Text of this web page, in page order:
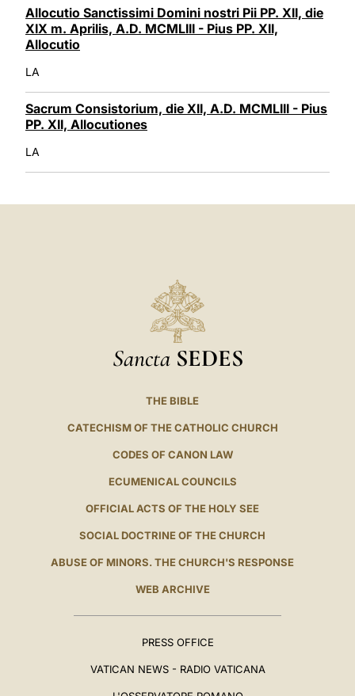
Allocutio Sanctissimi Domini nostri Pii PP. XII, die
XIX m. Aprilis, A.D. MCMLIII - Pius PP. XII,
Allocutio
LA
Sacrum Consistorium, die XII, A.D. MCMLIII - Pius
PP. XII, Allocutiones
LA
Sancta SEDES
THE BIBLE
CATECHISM OF THE CATHOLIC CHURCH
CODES OF CANON LAW
ECUMENICAL COUNCILS
OFFICIAL ACTS OF THE HOLY SEE
SOCIAL DOCTRINE OF THE CHURCH
ABUSE OF MINORS. THE CHURCH'S RESPONSE
WEB ARCHIVE
PRESS OFFICE
VATICAN NEWS - RADIO VATICANA